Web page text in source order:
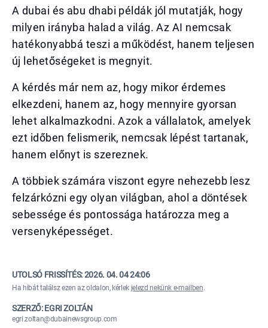
A dubai és abu dhabi példák jól mutatják, hogy
milyen irányba halad a világ. Az AI nemcsak
hatékonyabbá teszi a működést, hanem teljesen
új lehetőségeket is megnyit.
A kérdés már nem az, hogy mikor érdemes
elkezdeni, hanem az, hogy mennyire gyorsan
lehet alkalmazkodni. Azok a vállalatok, amelyek
ezt időben felismerik, nemcsak lépést tartanak,
hanem előnyt is szereznek.
A többiek számára viszont egyre nehezebb lesz
felzárkózni egy olyan világban, ahol a döntések
sebessége és pontossága határozza meg a
versenyképességet.
UTOLSÓ FRISSÍTÉS:2026. 04. 04 24:06
Ha hibát találsz ezen az oldalon, kérlek jelezd nekünk e-mailben.
SZERZŐ: EGRI ZOLTÁN
egri.zoltan@dubainewsgroup.com